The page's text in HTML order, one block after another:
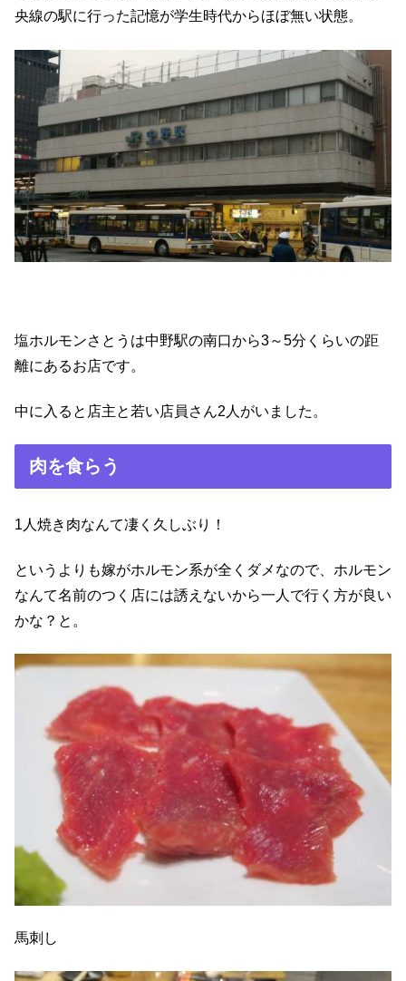
央線の駅に行った記憶が学生時代からほぼ無い状態。
塩ホルモンさとうは中野駅の南口から3～5分くらいの距
離にあるお店です。
中に入ると店主と若い店員さん2人がいました。
肉を食らう
1人焼き肉なんて凄く久しぶり！
というよりも嫁がホルモン系が全くダメなので、ホルモン
なんて名前のつく店には誘えないから一人で行く方が良い
かな？と。
馬刺し